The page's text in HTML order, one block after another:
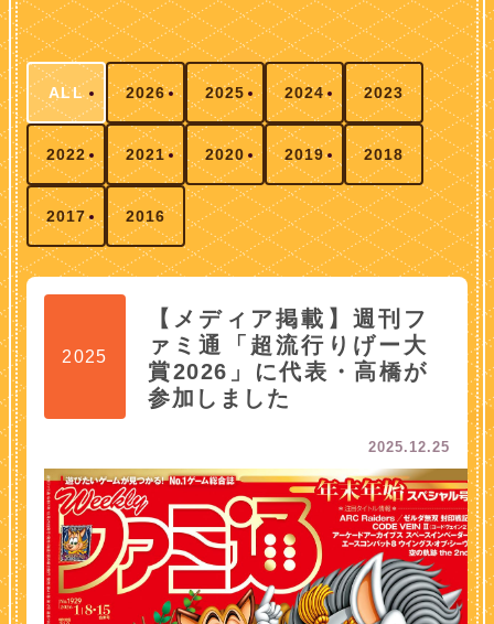
ALL 2026 2025 2024 2023
2022 2021 2020 2019 2018
2017 2016
2025
【メディア掲載】週刊フ
ァミ通「超流行りげー大
賞2026」に代表・高橋が
参加しました
2025.12.25